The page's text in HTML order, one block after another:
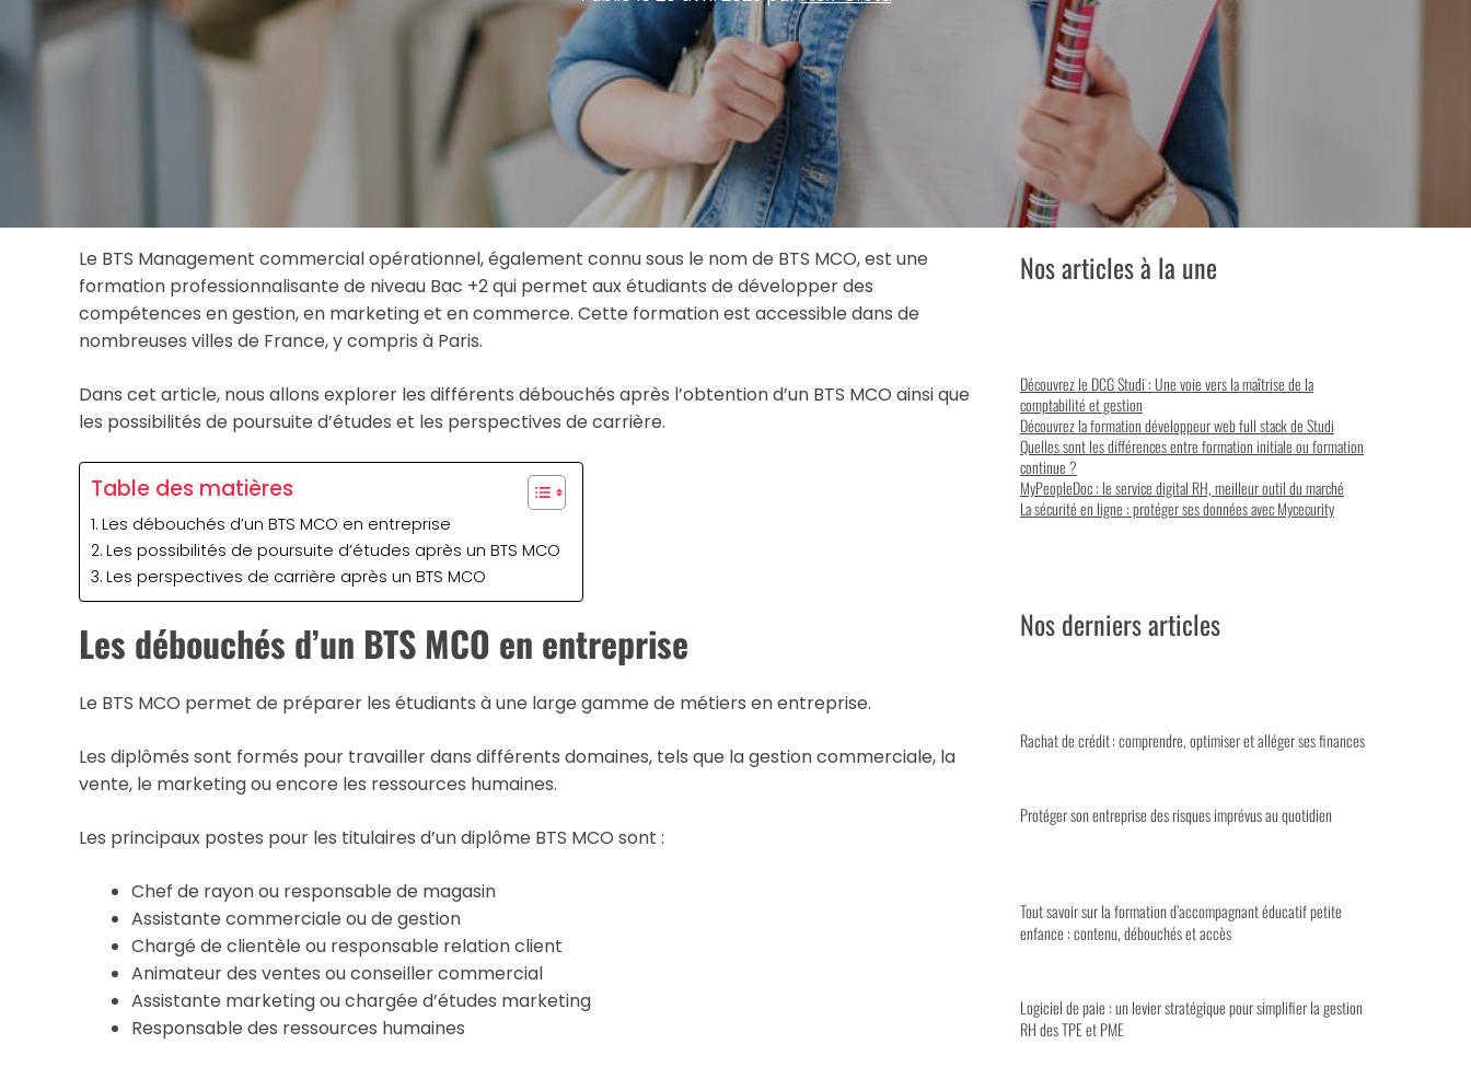
Le BTS Management commercial opérationnel, également connu sous le nom de BTS MCO, est une
formation professionnalisante de niveau Bac +2 qui permet aux étudiants de développer des
compétences en gestion, en marketing et en commerce. Cette formation est accessible dans de
nombreuses villes de France, y compris à Paris.
Dans cet article, nous allons explorer les différents débouchés après l’obtention d’un BTS MCO ainsi que
les possibilités de poursuite d’études et les perspectives de carrière.
Table des matières
Les débouchés d’un BTS MCO en entreprise
Les possibilités de poursuite d’études après un BTS MCO
Les perspectives de carrière après un BTS MCO
Les débouchés d’un BTS MCO en entreprise
Le BTS MCO permet de préparer les étudiants à une large gamme de métiers en entreprise.
Les diplômés sont formés pour travailler dans différents domaines, tels que la gestion commerciale, la
vente, le marketing ou encore les ressources humaines.
Les principaux postes pour les titulaires d’un diplôme BTS MCO sont :
Chef de rayon ou responsable de magasin
Assistante commerciale ou de gestion
Chargé de clientèle ou responsable relation client
Animateur des ventes ou conseiller commercial
Assistante marketing ou chargée d’études marketing
Responsable des ressources humaines
Nos articles à la une
Découvrez le DCG Studi : Une voie vers la maîtrise de la
comptabilité et gestion
Découvrez la formation développeur web full stack de Studi
Quelles sont les différences entre formation initiale ou formation
continue ?
MyPeopleDoc : le service digital RH, meilleur outil du marché
La sécurité en ligne : protéger ses données avec Mycecurity
Nos derniers articles
Rachat de crédit : comprendre, optimiser et alléger ses finances
Protéger son entreprise des risques imprévus au quotidien
Tout savoir sur la formation d’accompagnant éducatif petite
enfance : contenu, débouchés et accès
Logiciel de paie : un levier stratégique pour simplifier la gestion
RH des TPE et PME